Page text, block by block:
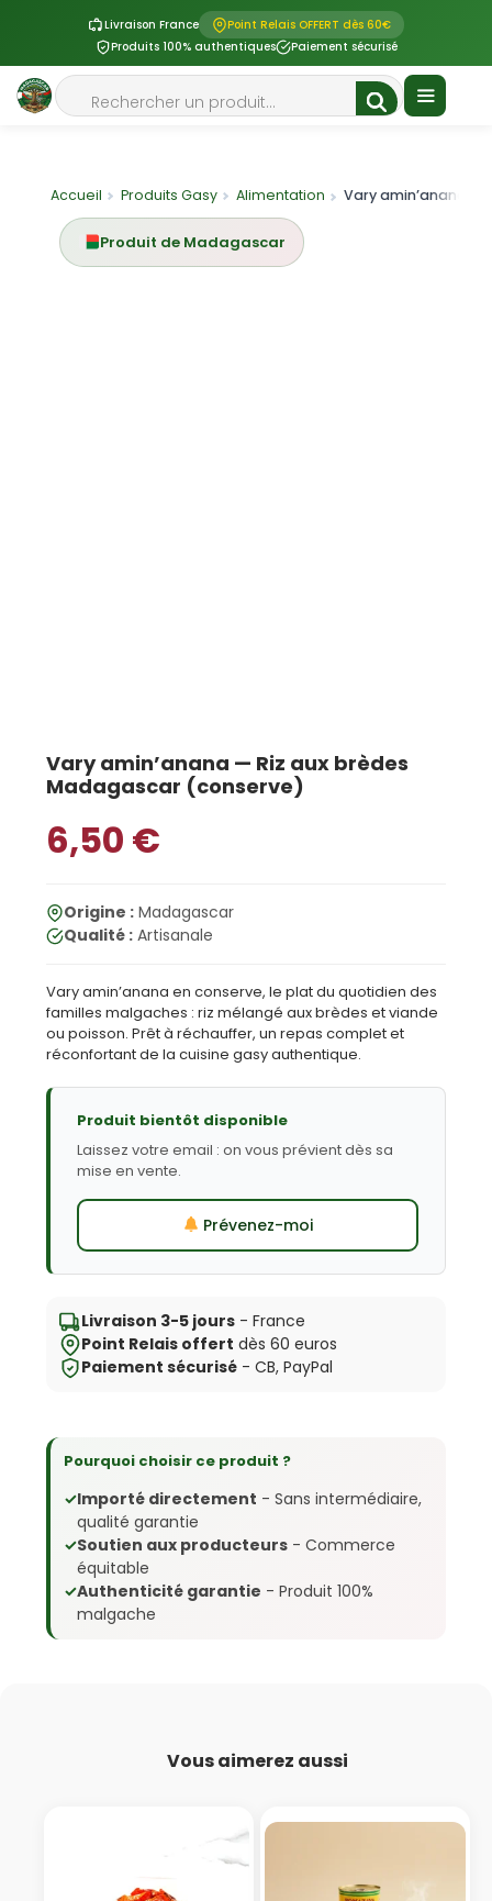
Livraison France
Point Relais OFFERT dès 60€
Produits 100% authentiques
Paiement sécurisé
Aller
au
contenu
Menu
Accueil Produits Gasy Alimentation Vary amin’anana — Riz
Produit de Madagascar
Vary amin’anana — Riz aux brèdes
Madagascar (conserve)
6,50 €
Origine : Madagascar
Qualité : Artisanale
Vary amin’anana en conserve, le plat du quotidien des
familles malgaches : riz mélangé aux brèdes et viande
ou poisson. Prêt à réchauffer, un repas complet et
réconfortant de la cuisine gasy authentique.
Produit bientôt disponible
Laissez votre email : on vous prévient dès sa
mise en vente.
Prévenez-moi
Livraison 3-5 jours - France
Point Relais offert dès 60 euros
Paiement sécurisé - CB, PayPal
Pourquoi choisir ce produit ?
✓Importé directement - Sans intermédiaire,
qualité garantie
✓Soutien aux producteurs - Commerce
équitable
✓Authenticité garantie - Produit 100%
malgache
Vous aimerez aussi